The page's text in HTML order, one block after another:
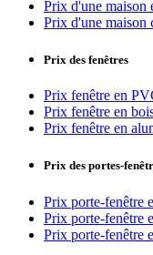
Prix d'une maison
Prix d'une maison
Prix des fenêtres
Prix fenêtre en
Prix fenêtre en
Prix fenêtre en
Prix des portes-
Prix porte-fenêtre
Prix porte-fenêtre
Prix porte-fenêtre